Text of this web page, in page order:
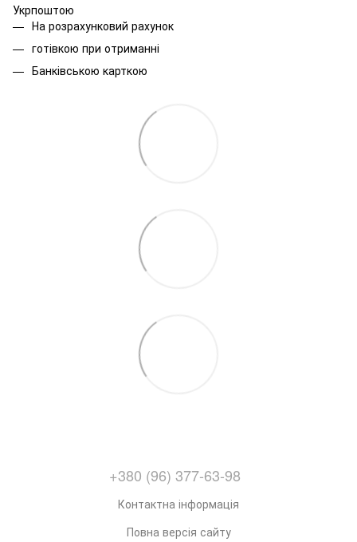
Укрпоштою
На розрахунковий рахунок
готівкою при отриманні
Банківською карткою
+380 (96) 377-63-98
Контактна інформація
Повна версія сайту